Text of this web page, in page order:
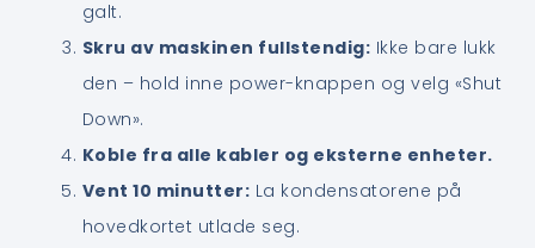
galt.
Skru av maskinen fullstendig: Ikke bare lukk
den – hold inne power-knappen og velg «Shut
Down».
Koble fra alle kabler og eksterne enheter.
Vent 10 minutter: La kondensatorene på
hovedkortet utlade seg.